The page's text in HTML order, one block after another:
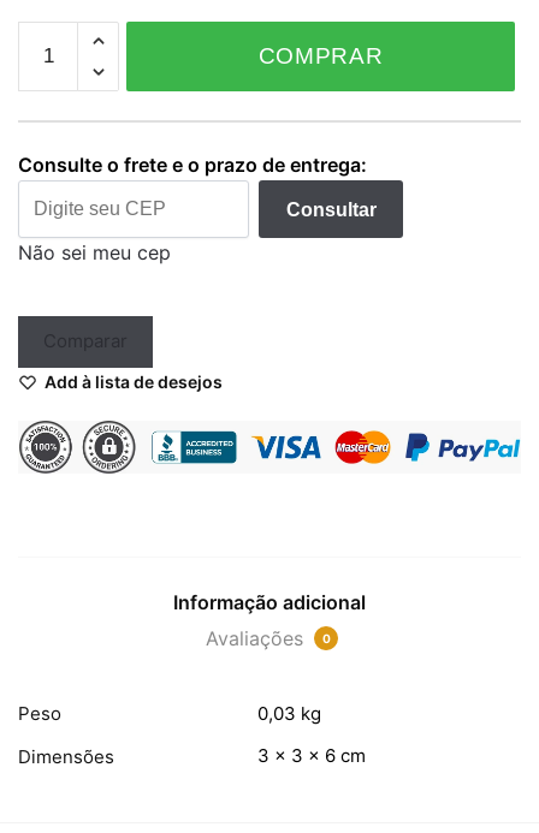
Easy
Glow
–
White
15
ml
quantidade
COMPRAR
Consulte o frete e o prazo de entrega:
Consultar
Não sei meu cep
Comparar
Add à lista de desejos
Informação adicional
Avaliações
0
Peso
0,03 kg
Dimensões
3 × 3 × 6 cm